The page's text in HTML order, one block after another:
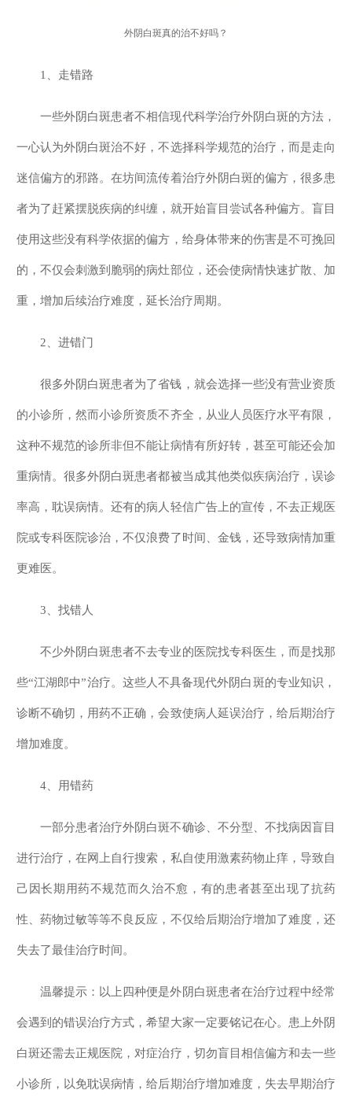
外阴白斑真的治不好吗？
1、走错路
一些外阴白斑患者不相信现代科学治疗外阴白斑的方法，
一心认为外阴白斑治不好，不选择科学规范的治疗，而是走向
迷信偏方的邪路。在坊间流传着治疗外阴白斑的偏方，很多患
者为了赶紧摆脱疾病的纠缠，就开始盲目尝试各种偏方。盲目
使用这些没有科学依据的偏方，给身体带来的伤害是不可挽回
的，不仅会刺激到脆弱的病灶部位，还会使病情快速扩散、加
重，增加后续治疗难度，延长治疗周期。
2、进错门
很多外阴白斑患者为了省钱，就会选择一些没有营业资质
的小诊所，然而小诊所资质不齐全，从业人员医疗水平有限，
这种不规范的诊所非但不能让病情有所好转，甚至可能还会加
重病情。很多外阴白斑患者都被当成其他类似疾病治疗，误诊
率高，耽误病情。还有的病人轻信广告上的宣传，不去正规医
院或专科医院诊治，不仅浪费了时间、金钱，还导致病情加重
更难医。
3、找错人
不少外阴白斑患者不去专业的医院找专科医生，而是找那
些“江湖郎中”治疗。这些人不具备现代外阴白斑的专业知识，
诊断不确切，用药不正确，会致使病人延误治疗，给后期治疗
增加难度。
4、用错药
一部分患者治疗外阴白斑不确诊、不分型、不找病因盲目
进行治疗，在网上自行搜索，私自使用激素药物止痒，导致自
己因长期用药不规范而久治不愈，有的患者甚至出现了抗药
性、药物过敏等等不良反应，不仅给后期治疗增加了难度，还
失去了最佳治疗时间。
温馨提示：以上四种便是外阴白斑患者在治疗过程中经常
会遇到的错误治疗方式，希望大家一定要铭记在心。患上外阴
白斑还需去正规医院，对症治疗，切勿盲目相信偏方和去一些
小诊所，以免耽误病情，给后期治疗增加难度，失去早期治疗